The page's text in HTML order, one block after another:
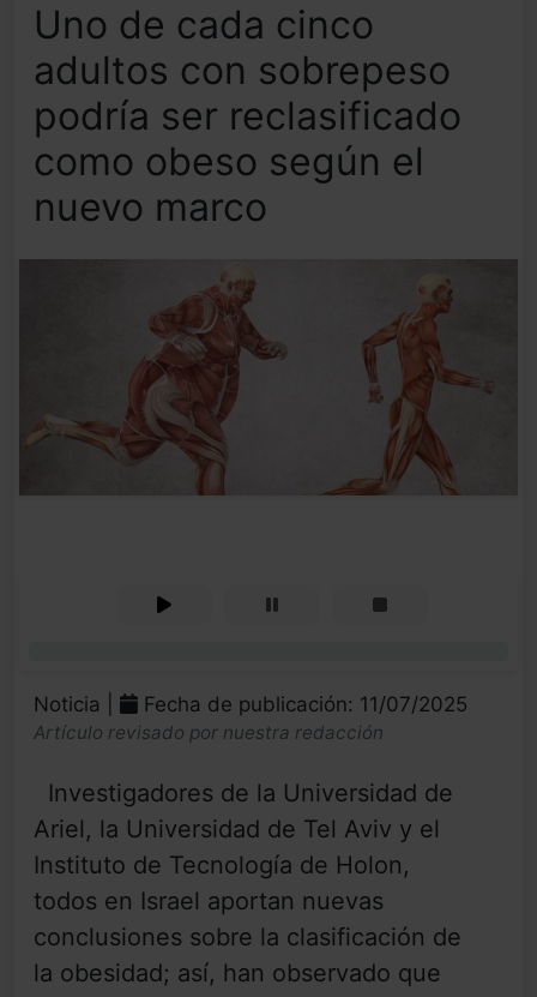
Uno de cada cinco
adultos con sobrepeso
podría ser reclasificado
como obeso según el
nuevo marco
Noticia | Fecha de publicación: 11/07/2025
Artículo revisado por nuestra redacción
Investigadores de la Universidad de
Ariel, la Universidad de Tel Aviv y el
Instituto de Tecnología de Holon,
todos en Israel aportan nuevas
conclusiones sobre la clasificación de
la obesidad; así, han observado que